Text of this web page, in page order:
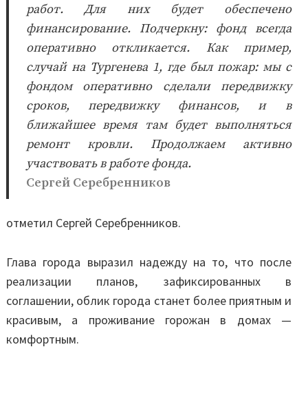
работ. Для них будет обеспечено
финансирование. Подчеркну: фонд всегда
оперативно откликается. Как пример,
случай на Тургенева 1, где был пожар: мы с
фондом оперативно сделали передвижку
сроков, передвижку финансов, и в
ближайшее время там будет выполняться
ремонт кровли. Продолжаем активно
участвовать в работе фонда.
Сергей Серебренников
отметил Сергей Серебренников.
Глава города выразил надежду на то, что после
реализации планов, зафиксированных в
соглашении, облик города станет более приятным и
красивым, а проживание горожан в домах —
комфортным.